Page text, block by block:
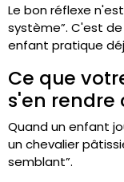
Le bon réflexe
système”. C'est
enfant pratique
Ce que
s'en rendre
Quand un enfant
un chevalier
semblant”.